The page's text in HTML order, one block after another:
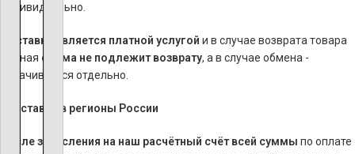
индивидуально.
Доставка является платной услугой и в случае возврата товара
данная сумма не подлежит возврату, а в случае обмена -
оплачивается отдельно.
Доставка в регионы России
После зачисления на наш расчётный счёт всей суммы по оплате